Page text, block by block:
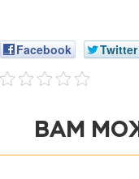
Facebook Twitter
ВАМ